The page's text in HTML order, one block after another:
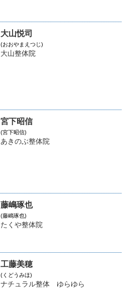
大山悦司
(おおやまえつじ)
大山整体院
宮下昭信
(宮下昭信)
あきのぶ整体院
藤嶋琢也
(藤嶋琢也)
たくや整体院
工藤美穂
(くどうみほ)
ナチュラル整体 ゆらゆら